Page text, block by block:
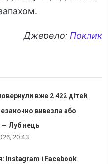
Джерело: Поклик
вже 2 422 дітей,
вивезла або
Лубінець
20:43
Instagram і Facebook